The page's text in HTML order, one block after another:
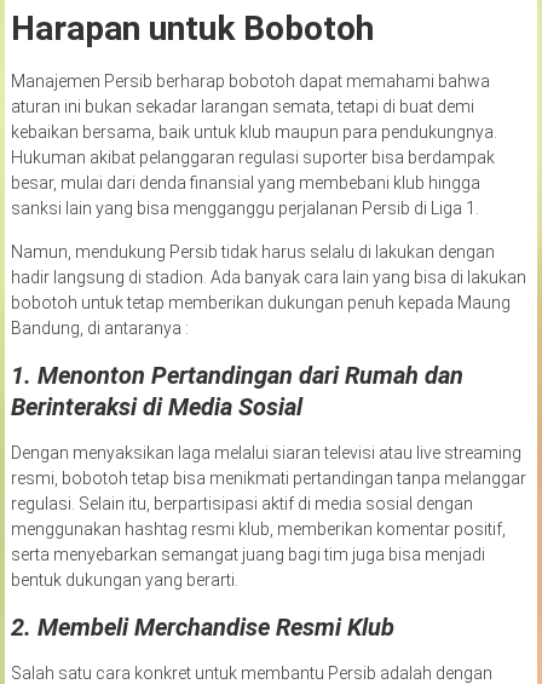
Harapan untuk Bobotoh
Manajemen Persib berharap bobotoh dapat memahami bahwa
aturan ini bukan sekadar larangan semata, tetapi di buat demi
kebaikan bersama, baik untuk klub maupun para pendukungnya.
Hukuman akibat pelanggaran regulasi suporter bisa berdampak
besar, mulai dari denda finansial yang membebani klub hingga
sanksi lain yang bisa mengganggu perjalanan Persib di Liga 1.
Namun, mendukung Persib tidak harus selalu di lakukan dengan
hadir langsung di stadion. Ada banyak cara lain yang bisa di lakukan
bobotoh untuk tetap memberikan dukungan penuh kepada Maung
Bandung, di antaranya :
1. Menonton Pertandingan dari Rumah dan
Berinteraksi di Media Sosial
Dengan menyaksikan laga melalui siaran televisi atau live streaming
resmi, bobotoh tetap bisa menikmati pertandingan tanpa melanggar
regulasi. Selain itu, berpartisipasi aktif di media sosial dengan
menggunakan hashtag resmi klub, memberikan komentar positif,
serta menyebarkan semangat juang bagi tim juga bisa menjadi
bentuk dukungan yang berarti.
2. Membeli Merchandise Resmi Klub
Salah satu cara konkret untuk membantu Persib adalah dengan